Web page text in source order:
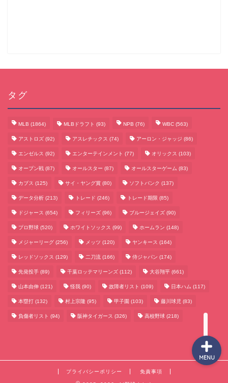
タグ
MLB (1864) MLBドラフト (93) NPB (76) WBC (563)
アストロズ (92) アスレチックス (74) アーロン・ジャッジ (86)
エンゼルス (92) エンターテインメント (77) オリックス (103)
オープン戦 (87) オールスター (87) オールスターゲーム (83)
カブス (125) サイ・ヤング賞 (80) ソフトバンク (137)
データ分析 (213) トレード (246) トレード期限 (85)
ドジャース (654) フィリーズ (96) ブルージェイズ (90)
プロ野球 (520) ホワイトソックス (99) ホームラン (148)
メジャーリーグ (256) メッツ (120) ヤンキース (164)
レッドソックス (129) 二刀流 (166) 侍ジャパン (174)
先発投手 (89) 千葉ロッテマリーンズ (112) 大谷翔平 (661)
山本由伸 (121) 怪我 (90) 故障者リスト (109) 日本ハム (117)
本塁打 (132) 村上宗隆 (95) 甲子園 (103) 藤川球児 (83)
負傷者リスト (94) 阪神タイガース (326) 高校野球 (218)
プライバシーポリシー 免責事項
MENU
サッカーまとめ
ゲームまとめ
テクノロジーまとめ
ビジネス・経済まとめ